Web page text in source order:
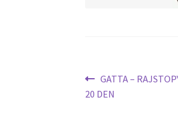
Nawigacja
wpisu
Poprzedni
wpis:
GATTA –
20 DEN